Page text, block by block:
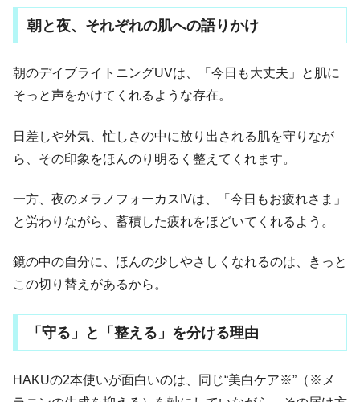
朝と夜、それぞれの肌への語りかけ
朝のデイブライトニングUVは、「今日も大丈夫」と肌に
そっと声をかけてくれるような存在。
日差しや外気、忙しさの中に放り出される肌を守りなが
ら、その印象をほんのり明るく整えてくれます。
一方、夜のメラノフォーカスIVは、「今日もお疲れさま」
と労わりながら、蓄積した疲れをほどいてくれるよう。
鏡の中の自分に、ほんの少しやさしくなれるのは、きっと
この切り替えがあるから。
「守る」と「整える」を分ける理由
HAKUの2本使いが面白いのは、同じ“美白ケア※”（※メ